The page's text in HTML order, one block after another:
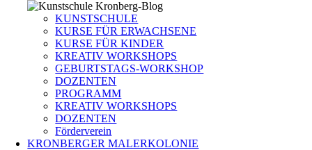
KUNSTSCHULE
KURSE FÜR ERWACHSENE
KURSE FÜR KINDER
KREATIV WORKSHOPS
GEBURTSTAGS-WORKSHOP
DOZENTEN
PROGRAMM
KREATIV WORKSHOPS
DOZENTEN
Förderverein
KRONBERGER MALERKOLONIE